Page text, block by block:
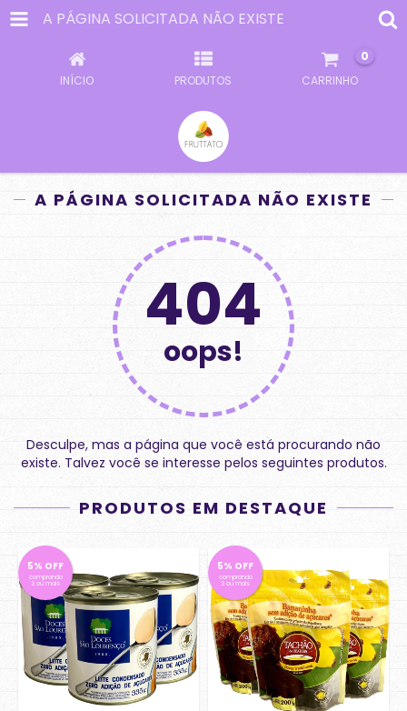
A PÁGINA SOLICITADA NÃO EXISTE
INÍCIO PRODUTOS CARRINHO
0
A PÁGINA SOLICITADA NÃO EXISTE
404
oops!
Desculpe, mas a página que você está procurando não
existe. Talvez você se interesse pelos seguintes produtos.
PRODUTOS EM DESTAQUE
5% OFF
comprando
3 ou mais
5% OFF
comprando
3 ou mais